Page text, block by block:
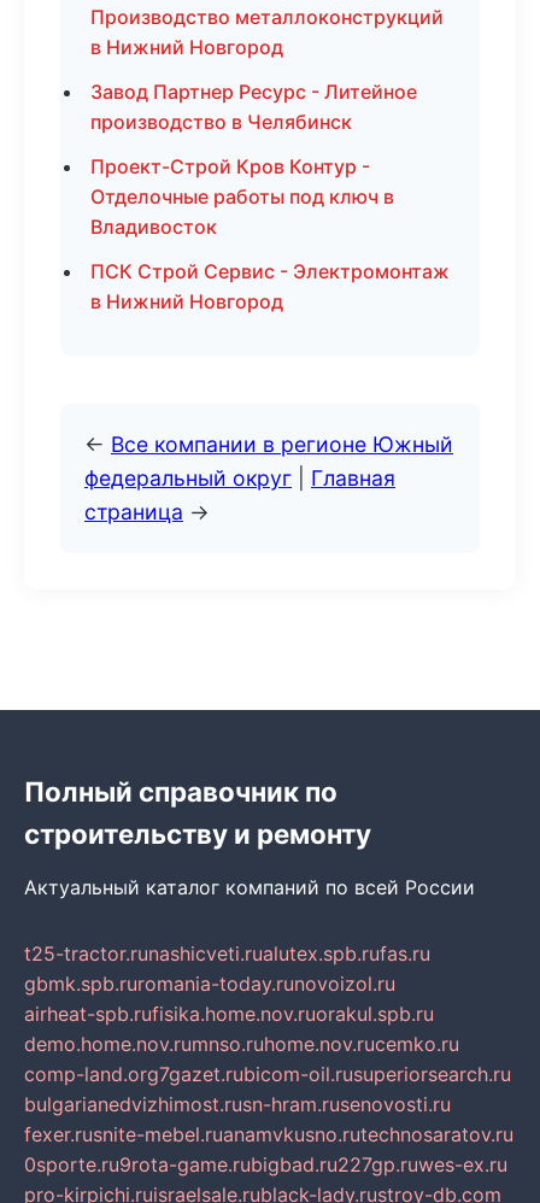
Производство металлоконструкций
в Нижний Новгород
Завод Партнер Ресурс - Литейное
производство в Челябинск
Проект-Строй Кров Контур -
Отделочные работы под ключ в
Владивосток
ПСК Строй Сервис - Электромонтаж
в Нижний Новгород
← Все компании в регионе Южный
федеральный округ
Главная
страница →
Полный справочник по
строительству и ремонту
Актуальный каталог компаний по всей России
t25-tractor.runashicveti.rualutex.spb.rufas.ru
gbmk.spb.ruromania-today.runovoizol.ru
airheat-spb.rufisika.home.nov.ruorakul.spb.ru
demo.home.nov.rumnso.ruhome.nov.rucemko.ru
comp-land.org7gazet.rubicom-oil.rusuperiorsearch.ru
bulgarianedvizhimost.rusn-hram.rusenovosti.ru
fexer.rusnite-mebel.ruanamvkusno.rutechnosaratov.ru
0sporte.ru9rota-game.rubigbad.ru227gp.ruwes-ex.ru
pro-kirpichi.ruisraelsale.rublack-lady.rustroy-db.com